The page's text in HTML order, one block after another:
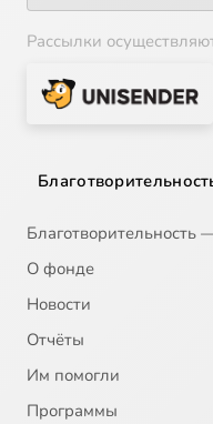
Рассылки
О фонде
Новости
Отчёты
Им помогли
Программы